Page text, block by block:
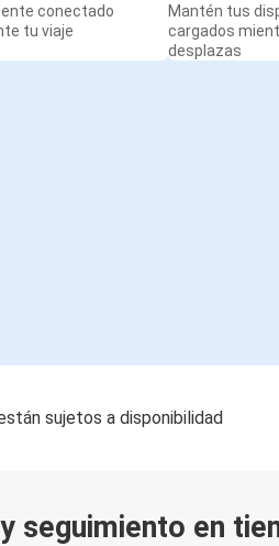
conectado
tu viaje
Mantén tus
cargados
desplazas
sujetos a disponibilidad
seguimiento en